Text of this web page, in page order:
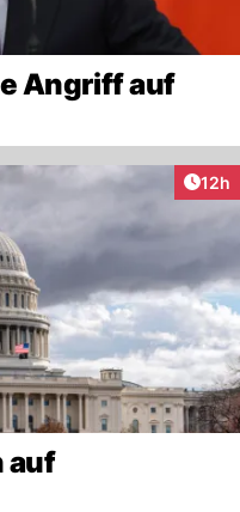
Angriff auf
12h
auf